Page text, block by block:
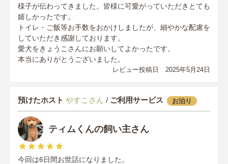
様子が伝わってきました。皆様に可愛がっていただきとても
嬉しかったです。
トイレ・ご飯等お手数をおかけしましたが、細やかな配慮を
していただき感謝しております。
愛犬をきょうこさんにお願いしてよかったです。
本当にありがとうございました。
レビュー投稿日 2025年5月24日
預けたホスト やすこさん / ご利用サービス お泊り
ティムくんの飼い主さん
今回は6日間お世話になりました。